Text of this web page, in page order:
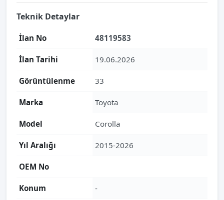
Teknik Detaylar
İlan No 48119583
İlan Tarihi 19.06.2026
Görüntülenme 33
Marka Toyota
Model Corolla
Yıl Aralığı 2015-2026
OEM No
Konum -